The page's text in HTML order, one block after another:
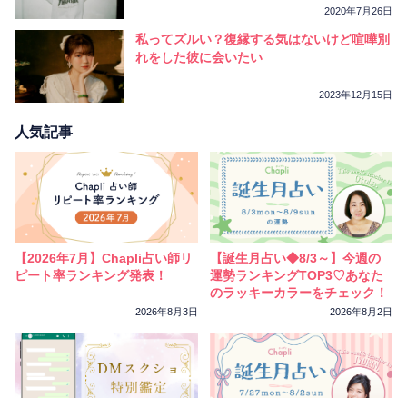
2020年7月26日
私ってズルい？復縁する気はないけど喧嘩別
れをした彼に会いたい
2023年12月15日
人気記事
【2026年7月】Chapli占い師リ
ピート率ランキング発表！
2026年8月3日
【誕生月占い◆8/3～】今週の
運勢ランキングTOP3♡あなた
のラッキーカラーをチェック！
2026年8月2日